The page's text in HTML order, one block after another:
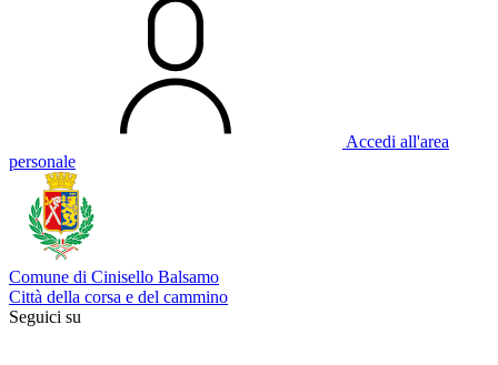
Accedi all'area
personale
Comune di Cinisello Balsamo
Città della corsa e del cammino
Seguici su